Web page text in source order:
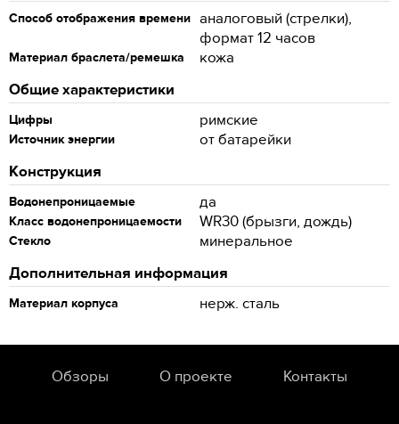
Способ отображения времени аналоговый (стрелки),
формат 12 часов
Материал браслета/ремешка
кожа
Общие характеристики
Цифры римские
Источник энергии
от батарейки
Конструкция
Водонепроницаемые да
Класс водонепроницаемости WR30 (брызги, дождь)
Стекло
минеральное
Дополнительная информация
Материал корпуса нерж. сталь
Обзоры О проекте Контакты